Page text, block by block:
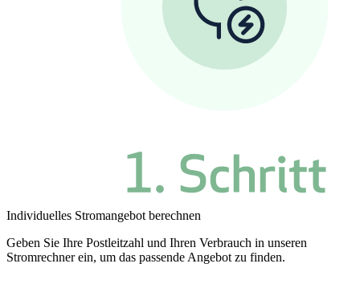
Individuelles Stromangebot berechnen
Geben Sie Ihre Postleitzahl und Ihren Verbrauch in unseren
Stromrechner ein, um das passende Angebot zu finden.